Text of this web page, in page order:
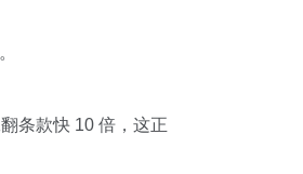
条款快 10 倍，这正